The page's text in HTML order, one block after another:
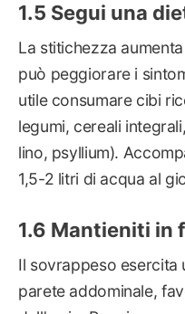
Segui una
La stitichezza
può peggiorare i
utile consumare cibi
legumi, cereali
lino, psyllium).
1,5-2 litri di acqua al
Mantieniti in
Il sovrappeso esercita
parete addominale,